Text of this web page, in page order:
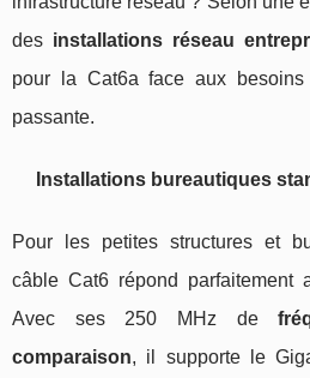
des installations réseau
pour la Cat6a face aux
passante.
Installations bureautiques
Pour les petites structures et
câble Cat6 répond parfaitement
Avec ses 250 MHz de
comparaison, il supporte le